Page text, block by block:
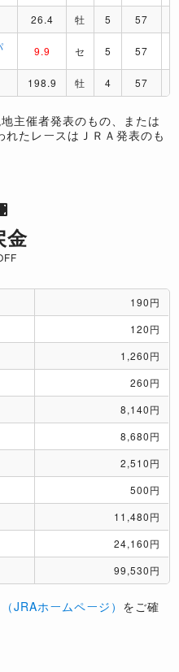
26.4 牡 5 57
9.9 セ 5 57
198.9 牡 4 57
主催者発表のもの、または
れたレースはＪＲＡ発表のも
金
190円
120円
1,260円
260円
8,140円
8,680円
2,510円
500円
11,480円
24,160円
99,530円
JRAホームページ） をご確